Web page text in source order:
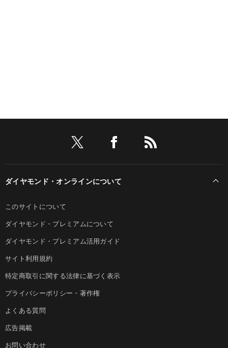
ダイヤモンド・オンラインについて
このサイトについて
ダイヤモンド・プレミアムについて
ダイヤモンド・プレミアム活用ガイド
サイト利用規約
特定商取引に関する法律に基づく表示
プライバシーポリシー・著作権
よくある質問
広告掲載
お問い合わせ